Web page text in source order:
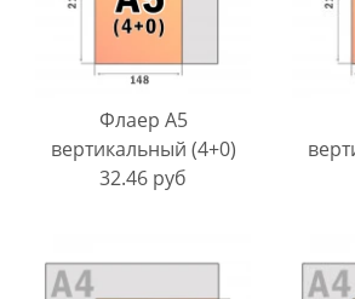
Флаер A5
вертикальный (4+0)
32.46 руб